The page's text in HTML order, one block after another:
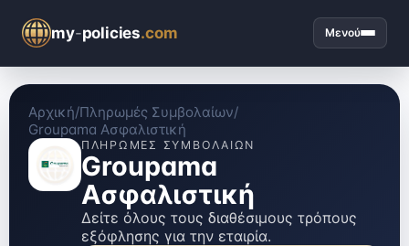
my-policies.com Μενού
Αρχική/Πληρωμές Συμβολαίων/
Groupama Ασφαλιστική
ΠΛΗΡΩΜΈΣ ΣΥΜΒΟΛΑΊΩΝ
Groupama
Ασφαλιστική
Δείτε όλους τους διαθέσιμους τρόπους
εξόφλησης για την εταιρία.